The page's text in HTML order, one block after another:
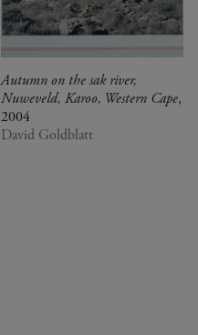
Autumn on the sak river,
Nuweveld, Karoo, Western Cape,
2004
David Goldblatt